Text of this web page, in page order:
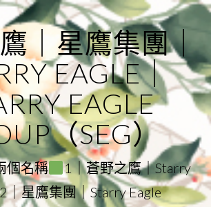
｜星鷹集團｜
EAGLE｜
EAGLE
（SEG）
個名稱
1｜蒼野之鷹｜Starry
2｜星鷹集團｜Starry Eagle